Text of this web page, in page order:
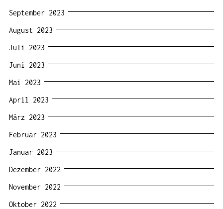
September 2023
August 2023
Juli 2023
Juni 2023
Mai 2023
April 2023
März 2023
Februar 2023
Januar 2023
Dezember 2022
November 2022
Oktober 2022